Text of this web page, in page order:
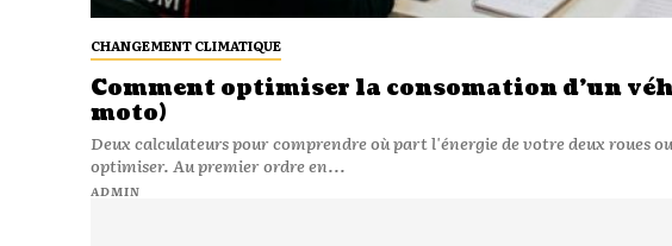
CHANGEMENT CLIMATIQUE
Comment optimiser la consomation d’un
moto)
Deux calculateurs pour comprendre où part l'énergie de votre deux roues
optimiser. Au premier ordre en...
ADMIN